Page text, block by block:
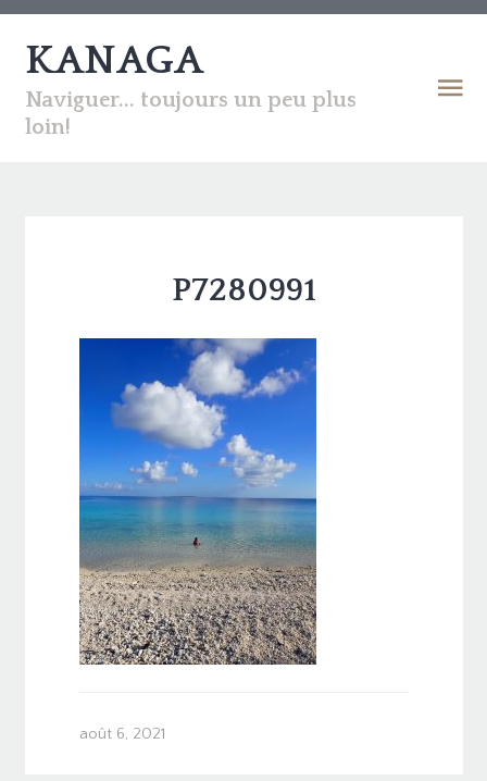
KANAGA
Naviguer... toujours un peu plus
loin!
P7280991
août 6, 2021